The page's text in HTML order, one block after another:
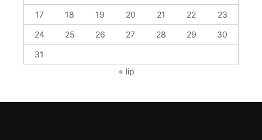
17
18 19 20 21 22
23
24
25 26 27 28 29
30
31
« lip